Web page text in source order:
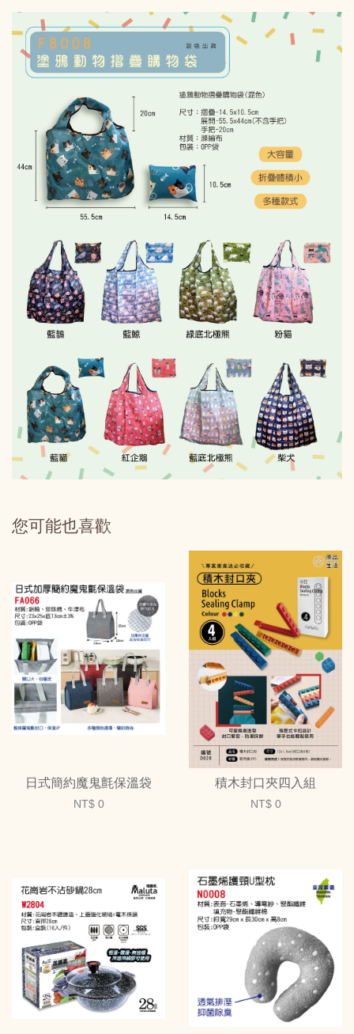
您可能也喜歡
日式簡約魔鬼氈保溫袋
NT$ 0
積木封口夾四入組
NT$ 0